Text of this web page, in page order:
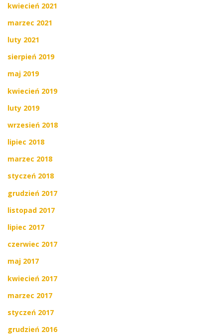
kwiecień 2021
marzec 2021
luty 2021
sierpień 2019
maj 2019
kwiecień 2019
luty 2019
wrzesień 2018
lipiec 2018
marzec 2018
styczeń 2018
grudzień 2017
listopad 2017
lipiec 2017
czerwiec 2017
maj 2017
kwiecień 2017
marzec 2017
styczeń 2017
grudzień 2016